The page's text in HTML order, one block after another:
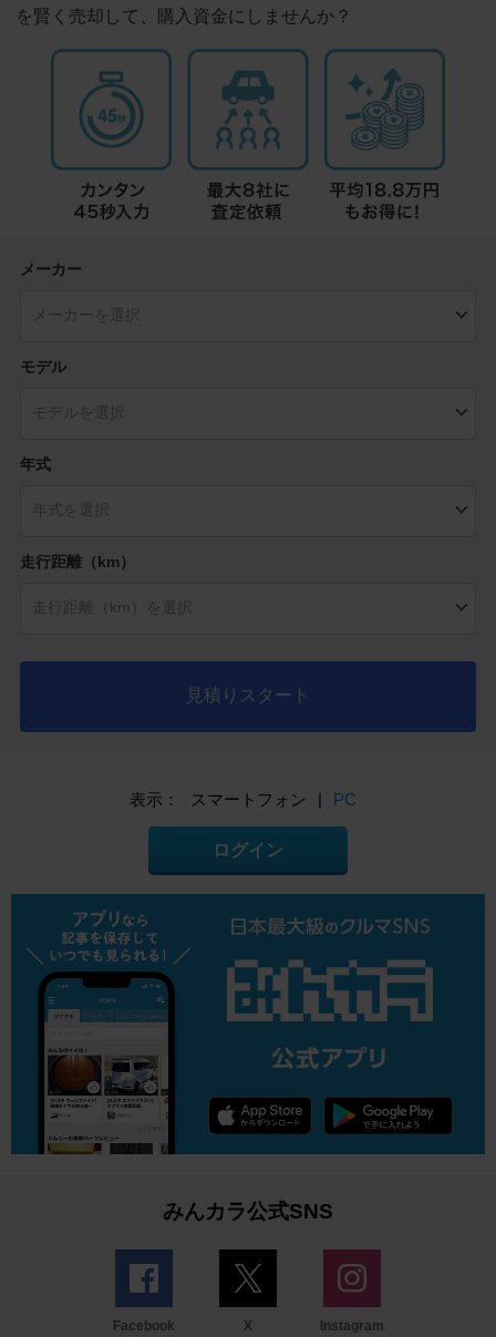
を賢く売却して、購入資金にしませんか？
メーカー
モデル
年式
走行距離（km）
見積りスタート
表示： スマートフォン | PC
ログイン
みんカラ公式SNS
Facebook X Instagram